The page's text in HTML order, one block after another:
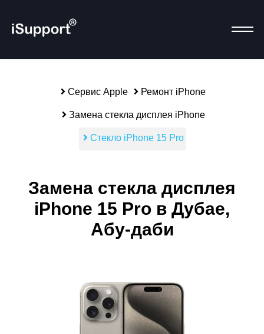
Сервис Apple Ремонт iPhone
Замена стекла дисплея iPhone
Стекло iPhone 15 Pro
Замена стекла дисплея
iPhone 15 Pro в Дубае,
Абу-даби